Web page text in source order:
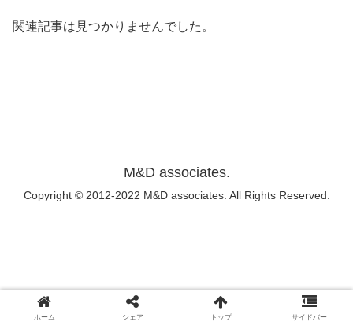
関連記事は見つかりませんでした。
M&D associates.
Copyright © 2012-2022 M&D associates. All Rights Reserved.
ホーム シェア トップ サイドバー